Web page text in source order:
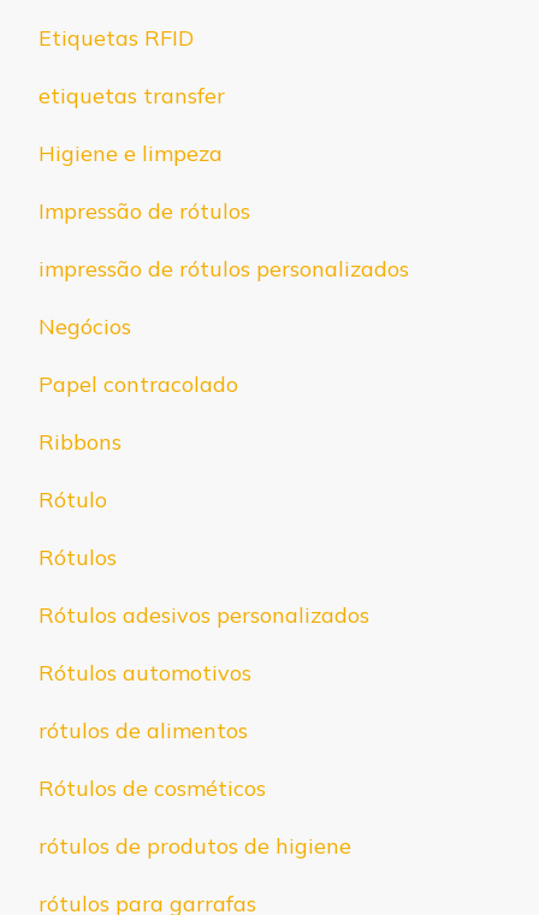
Etiquetas RFID
etiquetas transfer
Higiene e limpeza
Impressão de rótulos
impressão de rótulos personalizados
Negócios
Papel contracolado
Ribbons
Rótulo
Rótulos
Rótulos adesivos personalizados
Rótulos automotivos
rótulos de alimentos
Rótulos de cosméticos
rótulos de produtos de higiene
rótulos para garrafas